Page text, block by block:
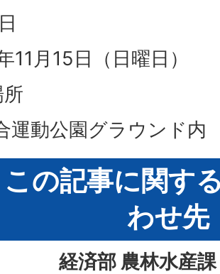
月15日（日曜日）
運動公園グラウンド内
この記事に関す
わせ先
経済部 農林水産